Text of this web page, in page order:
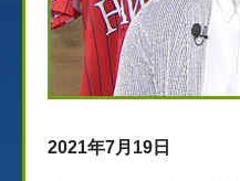
2021年7月19日